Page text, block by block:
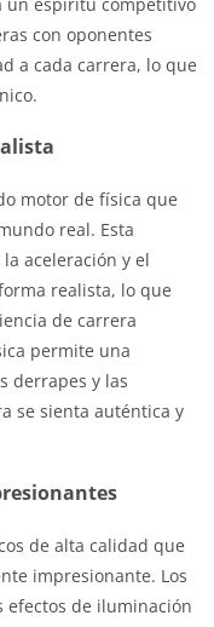
con oponentes
a cada carrera, lo que
motor de física que
real. Esta
aceleración y el
realista, lo que
de carrera
permite una
derrapes y las
se sienta auténtica y
de alta calidad que
impresionante. Los
efectos de iluminación